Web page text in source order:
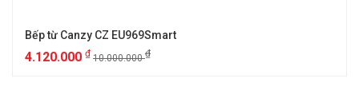
Bếp từ Canzy CZ EU969Smart
4.120.000 ₫ 10.000.000₫